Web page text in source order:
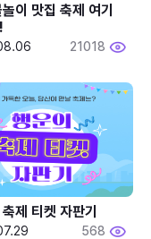
이 맛집 축제 여기
21018
제 티켓 자판기
568